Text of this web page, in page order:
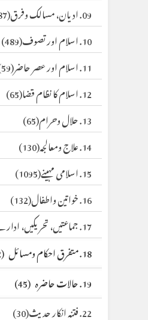
09. ادیان، مسالک وفرق
(87)
10. اسلام اور تصوف
(489)
11. اسلام اور عصر حاضر
(59)
12. اسلام کا نظام قضا
(65)
13. حلال وحرام
(65)
14. علاج ومعالجہ
(130)
15. اسلامی مہینے
(1095)
16. خواتین واطفال
(132)
17. جماعتیں، تحریکیں، ادارے
18. متفرق احکام ومسائل
(72)
19. حالات حاضرہ
(45)
22. فتنہ انکار حدیث
(30)